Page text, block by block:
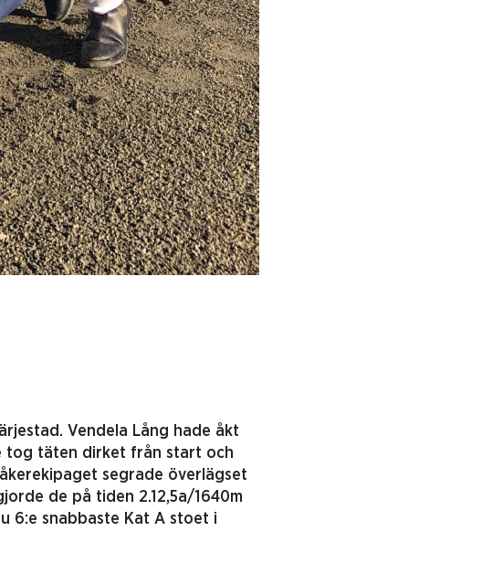
Vendela Lång hade åkt
tog täten dirket från start och
segrade överlägset
de på tiden 2.12,5a/1640m
6:e snabbaste Kat A stoet i